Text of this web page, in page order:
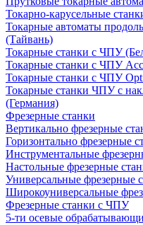
Токарно-карусельные
Токарные автоматы
(Тайвань)
Токарные станки с ЧПУ
Токарные станки с ЧПУ
Токарные станки с ЧПУ
Токарные станки ЧПУ с
(Германия)
Фрезерные станки
Вертикально фрезерные
Горизонтально фрезерные
Инструментальные
Настольные фрезерные
Универсальные фрезерные
Широкоуниверсальные
Фрезерные станки с ЧПУ
5-ти осевые